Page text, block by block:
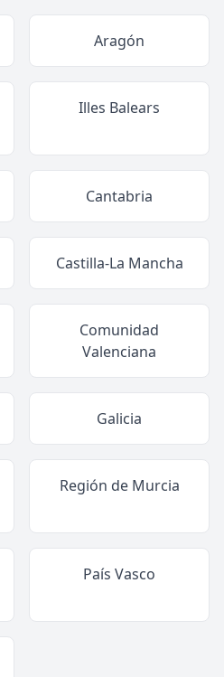
Aragón
Illes Balears
Cantabria
Castilla-La Mancha
Comunidad
Valenciana
Galicia
Región de Murcia
País Vasco